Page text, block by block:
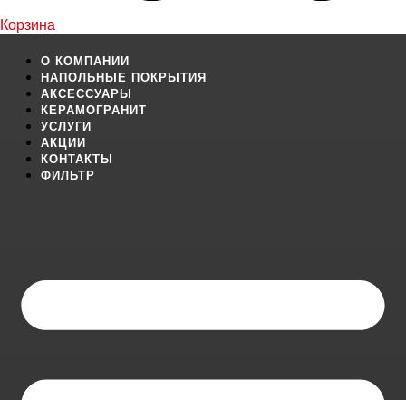
Корзина
О КОМПАНИИ
НАПОЛЬНЫЕ ПОКРЫТИЯ
АКСЕССУАРЫ
КЕРАМОГРАНИТ
УСЛУГИ
АКЦИИ
КОНТАКТЫ
ФИЛЬТР